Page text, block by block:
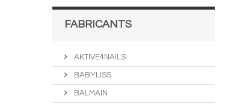
FABRICANTS
AKTIVE4NAILS
BABYLISS
BALMAIN